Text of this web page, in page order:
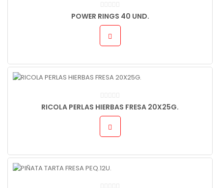
POWER RINGS 40 UND.
RICOLA PERLAS HIERBAS FRESA 20X25G.